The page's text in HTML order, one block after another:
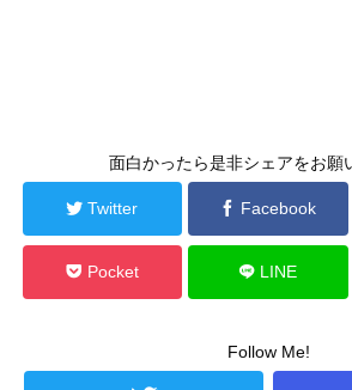
面白かったら是非シェアをお願
Twitter Facebook
Pocket LINE
Follow Me!